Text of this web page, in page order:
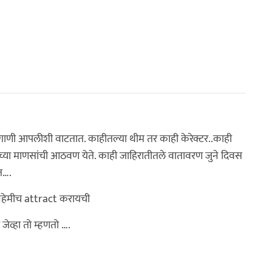
आपलीशी वाटतात. काहीतल्या थीम तर काही केरेक्टर..काही
माणसांची आठवण येते. काही जाहिरातीतले वातावरण जुने दिवस
नेहेमीच attract करायची
तो म्हणतो ….